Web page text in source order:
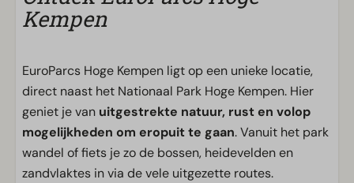
Kempen
EuroParcs Hoge Kempen ligt op een unieke locatie,
direct naast het Nationaal Park Hoge Kempen. Hier
geniet je van uitgestrekte natuur, rust en volop
mogelijkheden om eropuit te gaan. Vanuit het park
wandel of fiets je zo de bossen, heidevelden en
zandvlaktes in via de vele uitgezette routes.